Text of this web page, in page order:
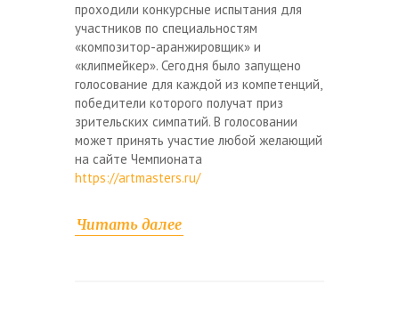
проходили конкурсные испытания для
участников по специальностям
«композитор-аранжировщик» и
«клипмейкер». Сегодня было запущено
голосование для каждой из компетенций,
победители которого получат приз
зрительских симпатий. В голосовании
может принять участие любой желающий
на сайте Чемпионата
https://artmasters.ru/
Читать далее